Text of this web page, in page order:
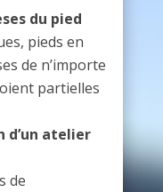
du pied
pieds en
de n’importe
partielles
d’un atelier
de